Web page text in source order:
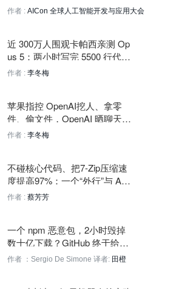
Meta发布Muse Spark 1.2，AI构建游戏《
4 小时前
Meta首席AI科学家：正确Agent循环可使
4 小时前
4 小时前
Meta发布Muse Code终端编码代理
Terminal-Bench得分82.9%
Standard Machines启动：为芯片设计构
5 小时前
Meta 发布 Muse Code 终端编码智能体
oudQ ）｜AICon深圳
作者 : AICon 全球人工智能开发与应用大会
近 300万人围观卡帕西亲测 Op
us 5：两小时写完 5500 行代
码， 却连自己写的游戏都玩不
作者 : 李冬梅
苹果指控 OpenAI挖人、拿零
件、偷文件，OpenAI 晒聊天记
录全面反击！马斯克：别信 Op
作者 : 李冬梅
不碰核心代码、把7-Zip压缩速
度提高97%：一个“外行”与 AI
的极致优化实验
作者 : 蔡芳芳
一个 npm 恶意包，2小时毁掉
数十亿下载？GitHub 终于给自
动升级按下暂停键
作者 ：Sergio De Simone 译者: 田橙